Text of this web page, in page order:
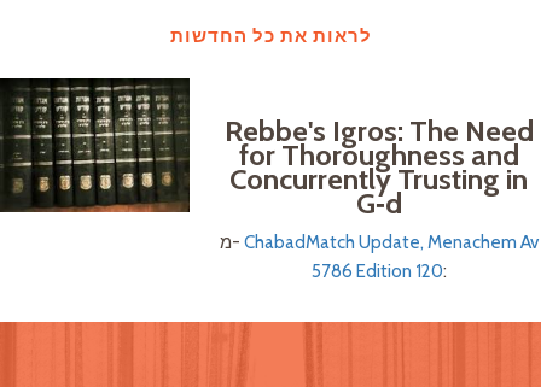
לראות את כל החדשות
Rebbe's Igros: The Need
for Thoroughness and
Concurrently Trusting in
G‑d
מ- ChabadMatch Update, Menachem Av
5786 Edition 120: